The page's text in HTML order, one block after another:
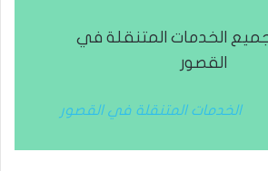
الخدمات المتنقلة في
القصور
الخدمات المتنقلة في القصور